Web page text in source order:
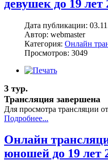
девушек до 19 лет
Дата публикации:
Автор: webmaster
Категория: Онлайн
Просмотров: 3049
3 тур.
Трансляция завершена
Для просмотра трансляции
Подробнее...
Онлайн
юношей до 19 лет